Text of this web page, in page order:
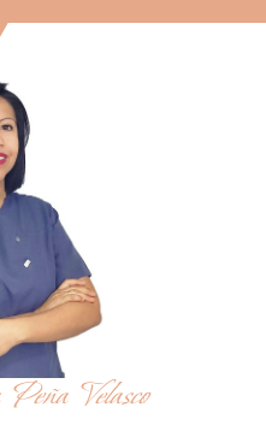
Velasco